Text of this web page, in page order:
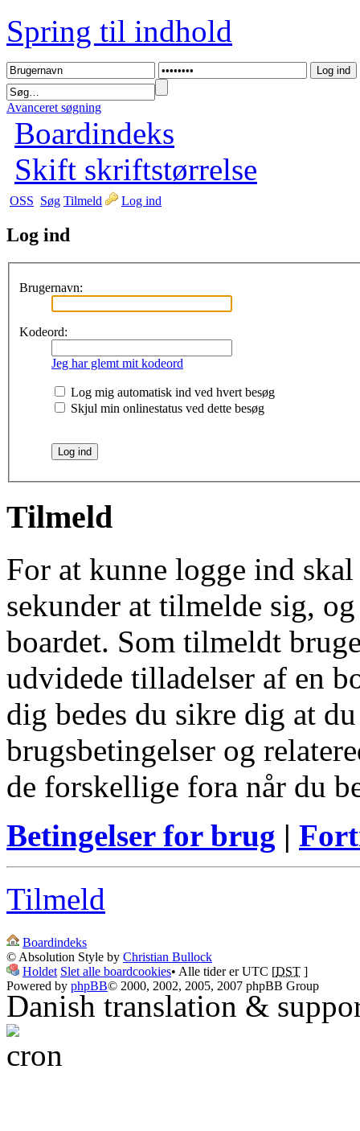
Spring til indhold
Avanceret søgning
Boardindeks
Skift skriftstørrelse
OSS Søg Tilmeld Log ind
Log ind
Brugernavn:
Kodeord:
Jeg har glemt mit kodeord
Log mig automatisk ind ved hvert besøg
Skjul min onlinestatus ved dette besøg
Tilmeld
For at kunne logge ind
sekunder at tilmelde sig,
boardet. Som tilmeldt
udvidede tilladelser af en
dig bedes du sikre dig at
brugsbetingelser og
de forskellige fora når du
Betingelser for brug |
Tilmeld
Boardindeks
© Absolution Style by Christian Bullock
Holdet Slet alle boardcookies• Alle tider er UTC [DST ]
Powered by phpBB© 2000, 2002, 2005, 2007 phpBB Group
Danish translation &